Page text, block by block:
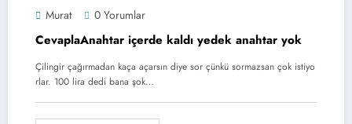
Murat 0 Yorumlar
CevaplaAnahtar içerde kaldı yedek anahtar yok
Çilingir çağırmadan kaça açarsın diye sor çünkü sormazsan çok istiyo
rlar. 100 lira dedi bana şok…